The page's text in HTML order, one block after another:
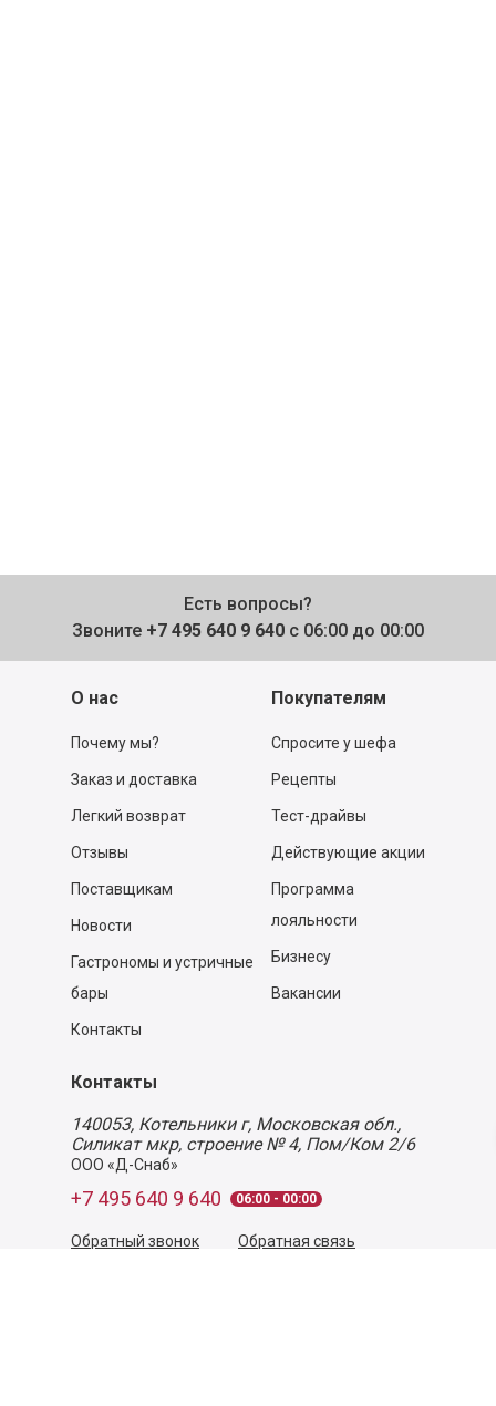
Есть вопросы?
Звоните +7 495 640 9 640 с 06:00 до 00:00
О нас
Почему мы?
Заказ и доставка
Легкий возврат
Отзывы
Поставщикам
Новости
Гастрономы и устричные
бары
Контакты
Покупателям
Спросите у шефа
Рецепты
Тест-драйвы
Действующие акции
Программа
лояльности
Бизнесу
Вакансии
Контакты
140053, Котельники г, Московская обл.,
Силикат мкр, строение № 4, Пом/Ком 2/6
ООО «Д-Снаб»
+7 495 640 9 640 06:00 - 00:00
Обратный звонок Обратная связь